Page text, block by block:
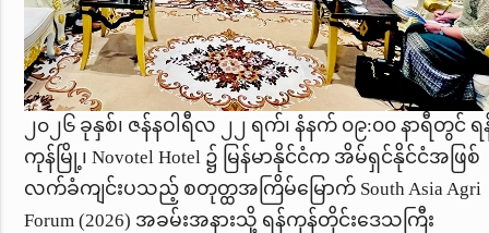
၂၀၂၆ ခုနှစ်၊ ဇန်နဝါရီလ ၂၂ ရက်၊ နံနက် ၀၉:၀၀ နာရီတွင် ရ
ကုန်မြို့၊ Novotel Hotel ၌ မြန်မာနိုင်ငံက အိမ်ရှင်နိုင်ငံအဖြစ်
လက်ခံကျင်းပသည့် စတုတ္ထအကြိမ်မြောက် South Asia Agri
Forum (2026) အခမ်းအနားသို့ ရန်ကုန်တိုင်းဒေသကြီး